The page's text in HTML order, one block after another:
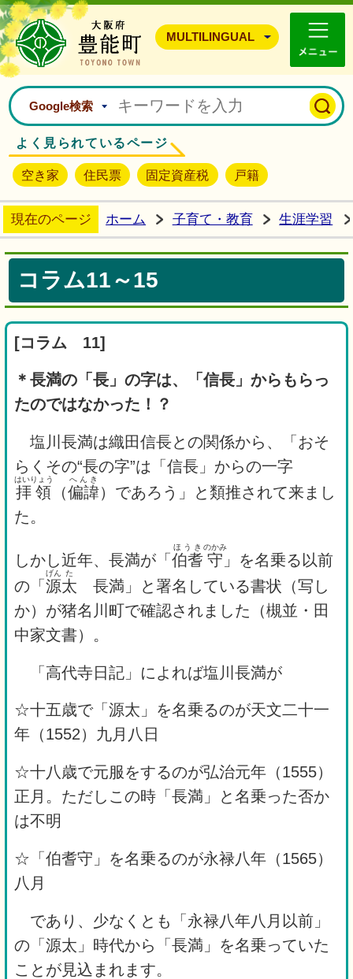
豊能町ホームページ
MULTILINGUAL
Google検索
よく見られているページ
空き家 住民票 固定資産税 戸籍
現在のページ ホーム 子育て・教育 生涯学習
コラム11～15
[コラム 11]
＊長満の「長」の字は、「信長」からもらっ
たのではなかった！？
塩川長満は織田信長との関係から、「おそ
らくその“長の字”は「信長」からの一字
拝領
はいりょう
（偏諱
へんき
）であろう」と類推されて来まし
た。
しかし近年、長満が「 伯耆
ほうき
守
のかみ
」を名乗る以前
の「 源
げん
太
た
長満」と署名している書状（写し
か）が猪名川町で確認されました（槻並・田
中家文書）。
「高代寺日記」によれば塩川長満が
☆十五歳で「源太」を名乗るのが天文二十一
年（1552）九月八日
☆十八歳で元服をするのが弘治元年（1555）
正月。ただしこの時「長満」と名乗った否か
は不明
☆「伯耆守」を名乗るのが永禄八年（1565）
八月
であり、少なくとも「永禄八年八月以前」
の「源太」時代から「長満」を名乗っていた
ことが見込まれます。